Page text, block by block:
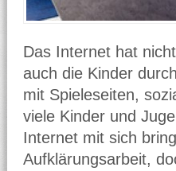
Das Internet hat
auch die Kinder
mit Spieleseiten,
viele Kinder und
Internet mit sich
Aufklärungsarbeit,